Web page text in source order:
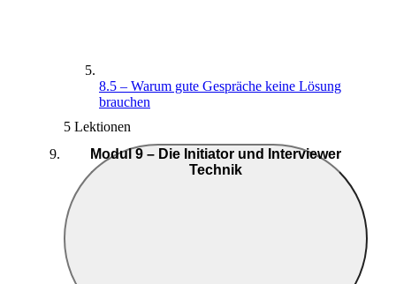
8.5 – Warum gute Gespräche keine Lösung
brauchen
5 Lektionen
Modul 9 – Die Initiator und Interviewer
Technik